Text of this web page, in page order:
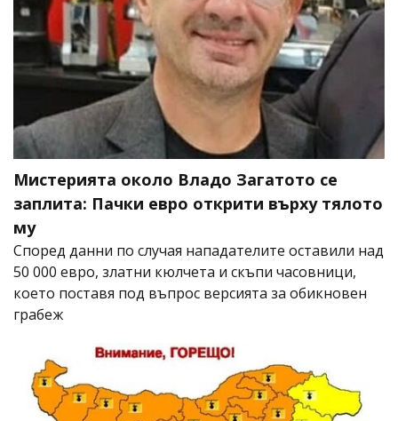
Мистерията около Владо Загатото се
заплита: Пачки евро открити върху тялото
му
Според данни по случая нападателите оставили над
50 000 евро, златни кюлчета и скъпи часовници,
което поставя под въпрос версията за обикновен
грабеж